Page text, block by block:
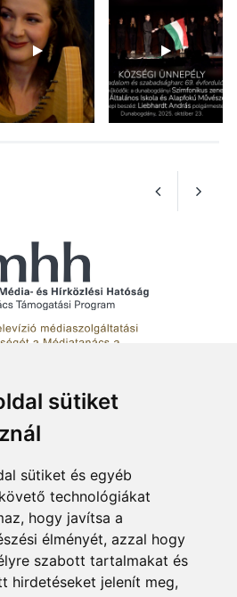
sütiket
sütiket és egyéb
technológiákat
hogy javítsa a
élményét, azzal hogy
szabott tartalmakat és
hirdetéseket jelenít meg,
szükségünk? –
a Kacsakő
Színpadon
2026 AUG 06
közösség és
– kiállítás
meg az idei Irány
folk-rock koncert
2026 AUG 05
nyári élményt
RSS
NYILATKOZAT
KAPCSOLAT